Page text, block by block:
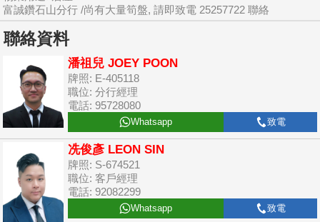
富誠鑽石山分行 /尚有大量筍盤, 請即致電 25257722 聯絡
聯絡資料
潘祖兒 JOEY POON
牌照: E-405118
職位: 分行經理
電話: 95728080
Whatsapp 致電
冼俊彥 LEON SIN
牌照: S-674521
職位: 客戶經理
電話: 92082299
Whatsapp 致電